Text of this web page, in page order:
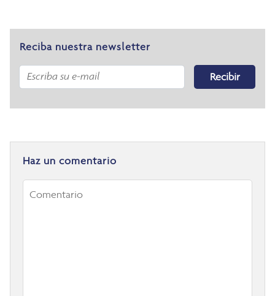
Reciba nuestra newsletter
Recibir
Haz un comentario